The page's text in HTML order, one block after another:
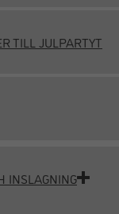
TILL JULPARTYT
INSLAGNING